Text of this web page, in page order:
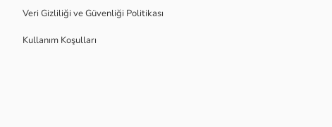
Veri Gizliliği ve Güvenliği Politikası
Kullanım Koşulları